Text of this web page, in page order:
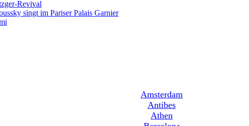
Revival
singt im Pariser Palais Garnier
Amsterdam
Antibes
Athen